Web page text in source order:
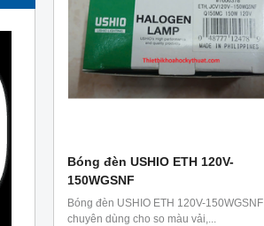
Bóng đèn USHIO ETH 120V-
150WGSNF
Bóng đèn USHIO ETH 120V-150WGSNF
chuyên dùng cho so màu vải,...